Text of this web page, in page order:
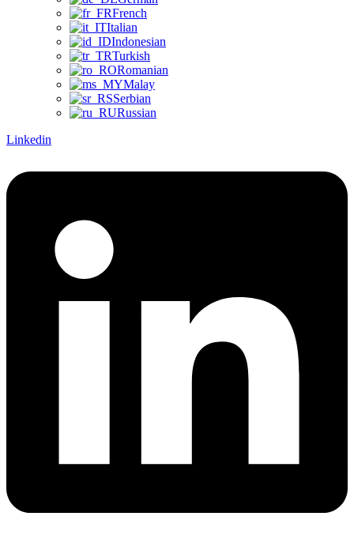
French
Italian
Indonesian
Turkish
Romanian
Malay
Serbian
Russian
Linkedin